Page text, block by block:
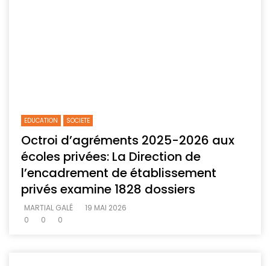
EDUCATION SOCIETE
Octroi d’agréments 2025-2026 aux
écoles privées: La Direction de
l’encadrement de établissement
privés examine 1828 dossiers
MARTIAL GALÉ
19 MAI 2026
0
0 0